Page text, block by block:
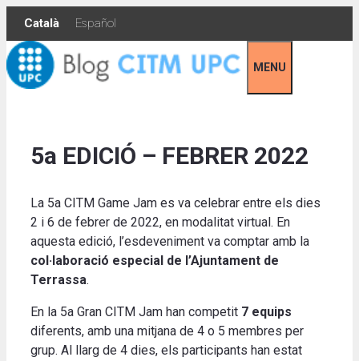
Skip
content
Català Español
MENU
5a EDICIÓ – FEBRER 2022
La 5a CITM Game Jam es va celebrar entre els dies
2 i 6 de febrer de 2022, en modalitat virtual. En
aquesta edició, l’esdeveniment va comptar amb la
col·laboració especial de l’Ajuntament de
Terrassa.
En la 5a Gran CITM Jam han competit 7 equips
diferents, amb una mitjana de 4 o 5 membres per
grup. Al llarg de 4 dies, els participants han estat